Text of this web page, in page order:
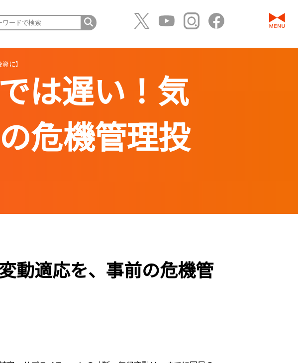
に】
は遅い！気
危機管理投
動適応を、事前の危機管